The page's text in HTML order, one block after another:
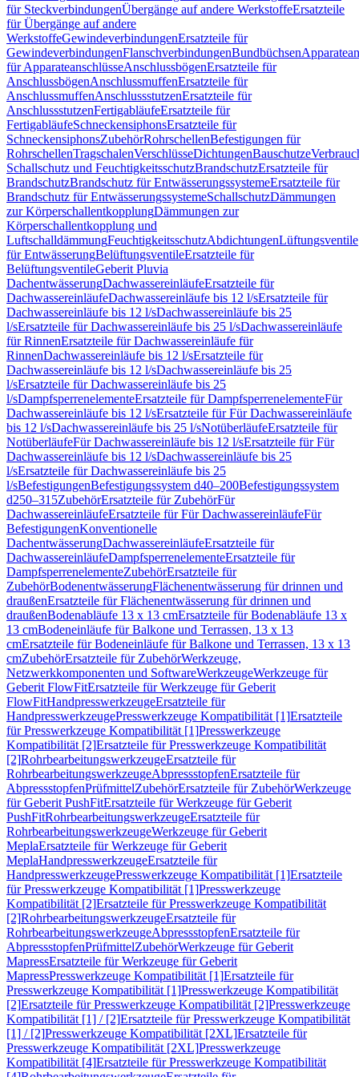
für SteckverbindungenÜbergänge auf andere WerkstoffeErsatzteile
für Übergänge auf andere
WerkstoffeGewindeverbindungenErsatzteile für
GewindeverbindungenFlanschverbindungenBundbüchsen
für ApparateanschlüsseAnschlussbögenErsatzteile für
AnschlussbögenAnschlussmuffenErsatzteile für
AnschlussmuffenAnschlussstutzenErsatzteile für
AnschlussstutzenFertigabläufeErsatzteile für
FertigabläufeSchneckensiphonsErsatzteile für
SchneckensiphonsZubehörRohrschellenBefestigungen für
RohrschellenTragschalenVerschlüsseDichtungenBauschutze
Schallschutz und FeuchtigkeitsschutzBrandschutzErsatzteile für
BrandschutzBrandschutz für EntwässerungssystemeErsatzteile für
Brandschutz für EntwässerungssystemeSchallschutzDämmungen
zur KörperschallentkopplungDämmungen zur
Körperschallentkopplung und
LuftschalldämmungFeuchtigkeitsschutzAbdichtungenLüftungsventile
für EntwässerungBelüftungsventileErsatzteile für
BelüftungsventileGeberit Pluvia
DachentwässerungDachwassereinläufeErsatzteile für
DachwassereinläufeDachwassereinläufe bis 12 l/sErsatzteile für
Dachwassereinläufe bis 12 l/sDachwassereinläufe bis 25
l/sErsatzteile für Dachwassereinläufe bis 25 l/sDachwassereinläufe
für RinnenErsatzteile für Dachwassereinläufe für
RinnenDachwassereinläufe bis 12 l/sErsatzteile für
Dachwassereinläufe bis 12 l/sDachwassereinläufe bis 25
l/sErsatzteile für Dachwassereinläufe bis 25
l/sDampfsperrenelementeErsatzteile für DampfsperrenelementeFür
Dachwassereinläufe bis 12 l/sErsatzteile für Für Dachwassereinläufe
bis 12 l/sDachwassereinläufe bis 25 l/sNotüberläufeErsatzteile für
NotüberläufeFür Dachwassereinläufe bis 12 l/sErsatzteile für Für
Dachwassereinläufe bis 12 l/sDachwassereinläufe bis 25
l/sErsatzteile für Dachwassereinläufe bis 25
l/sBefestigungenBefestigungssystem d40–200Befestigungssystem
d250–315ZubehörErsatzteile für ZubehörFür
DachwassereinläufeErsatzteile für Für DachwassereinläufeFür
BefestigungenKonventionelle
DachentwässerungDachwassereinläufeErsatzteile für
DachwassereinläufeDampfsperrenelementeErsatzteile für
DampfsperrenelementeZubehörErsatzteile für
ZubehörBodenentwässerungFlächenentwässerung für drinnen und
draußenErsatzteile für Flächenentwässerung für drinnen und
draußenBodenabläufe 13 x 13 cmErsatzteile für Bodenabläufe 13 x
13 cmBodeneinläufe für Balkone und Terrassen, 13 x 13
cmErsatzteile für Bodeneinläufe für Balkone und Terrassen, 13 x 13
cmZubehörErsatzteile für ZubehörWerkzeuge,
Netzwerkkomponenten und SoftwareWerkzeugeWerkzeuge für
Geberit FlowFitErsatzteile für Werkzeuge für Geberit
FlowFitHandpresswerkzeugeErsatzteile für
HandpresswerkzeugePresswerkzeuge Kompatibilität [1]Ersatzteile
für Presswerkzeuge Kompatibilität [1]Presswerkzeuge
Kompatibilität [2]Ersatzteile für Presswerkzeuge Kompatibilität
[2]RohrbearbeitungswerkzeugeErsatzteile für
RohrbearbeitungswerkzeugeAbpressstopfenErsatzteile für
AbpressstopfenPrüfmittelZubehörErsatzteile für ZubehörWerkzeuge
für Geberit PushFitErsatzteile für Werkzeuge für Geberit
PushFitRohrbearbeitungswerkzeugeErsatzteile für
RohrbearbeitungswerkzeugeWerkzeuge für Geberit
MeplaErsatzteile für Werkzeuge für Geberit
MeplaHandpresswerkzeugeErsatzteile für
HandpresswerkzeugePresswerkzeuge Kompatibilität [1]Ersatzteile
für Presswerkzeuge Kompatibilität [1]Presswerkzeuge
Kompatibilität [2]Ersatzteile für Presswerkzeuge Kompatibilität
[2]RohrbearbeitungswerkzeugeErsatzteile für
RohrbearbeitungswerkzeugeAbpressstopfenErsatzteile für
AbpressstopfenPrüfmittelZubehörWerkzeuge für Geberit
MapressErsatzteile für Werkzeuge für Geberit
MapressPresswerkzeuge Kompatibilität [1]Ersatzteile für
Presswerkzeuge Kompatibilität [1]Presswerkzeuge Kompatibilität
[2]Ersatzteile für Presswerkzeuge Kompatibilität [2]Presswerkzeuge
Kompatibilität [1] / [2]Ersatzteile für Presswerkzeuge Kompatibilität
[1] / [2]Presswerkzeuge Kompatibilität [2XL]Ersatzteile für
Presswerkzeuge Kompatibilität [2XL]Presswerkzeuge
Kompatibilität [4]Ersatzteile für Presswerkzeuge Kompatibilität